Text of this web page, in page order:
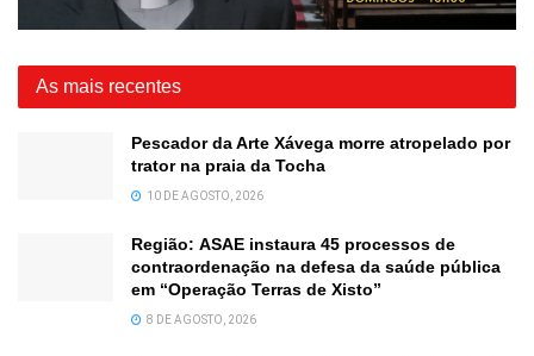
As mais recentes
Pescador da Arte Xávega morre atropelado por
trator na praia da Tocha
10 DE AGOSTO, 2026
Região: ASAE instaura 45 processos de
contraordenação na defesa da saúde pública
em “Operação Terras de Xisto”
8 DE AGOSTO, 2026